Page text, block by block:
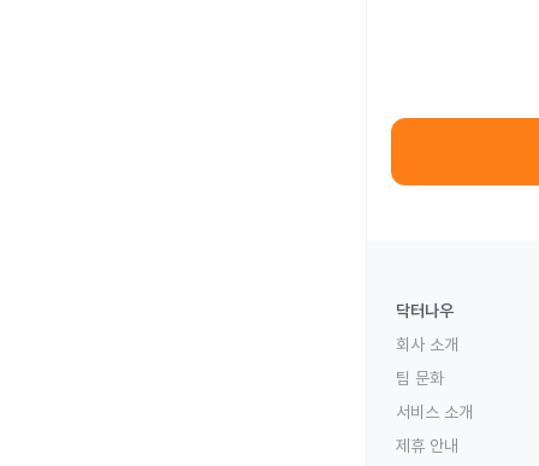
닥터나우
회사 소개
팀 문화
서비스 소개
제휴 안내